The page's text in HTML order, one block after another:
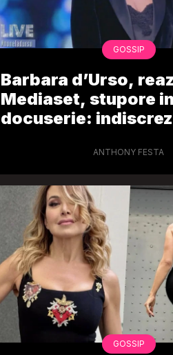
GOSSIP
Barbara d’Urso,
Mediaset, stupore in
docuserie:
ANTHONY FESTA
GOSSIP